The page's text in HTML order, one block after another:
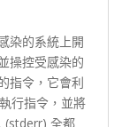
染的系統上開
操控受感染的
指令，它會利
行指令，並將
(stderr) 全都